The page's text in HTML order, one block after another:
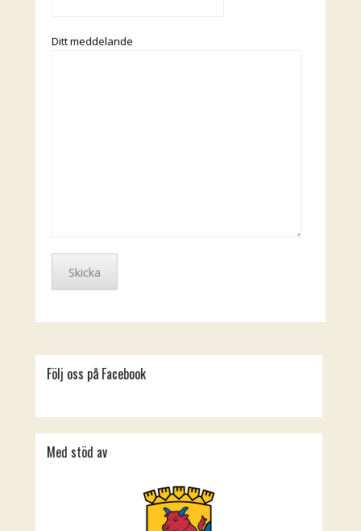
Ditt meddelande
Följ oss på Facebook
Med stöd av